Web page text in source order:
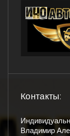
Контакты:
Владимир